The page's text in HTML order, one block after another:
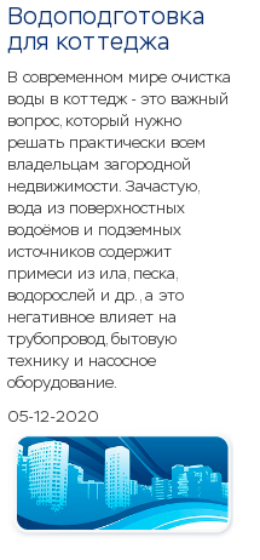
Водоподготовка
для коттеджа
В современном мире очистка
воды в коттедж - это важный
вопрос, который нужно
решать практически всем
владельцам загородной
недвижимости. Зачастую,
вода из поверхностных
водоёмов и подземных
источников содержит
примеси из ила, песка,
водорослей и др., а это
негативное влияет на
трубопровод, бытовую
технику и насосное
оборудование.
05-12-2020